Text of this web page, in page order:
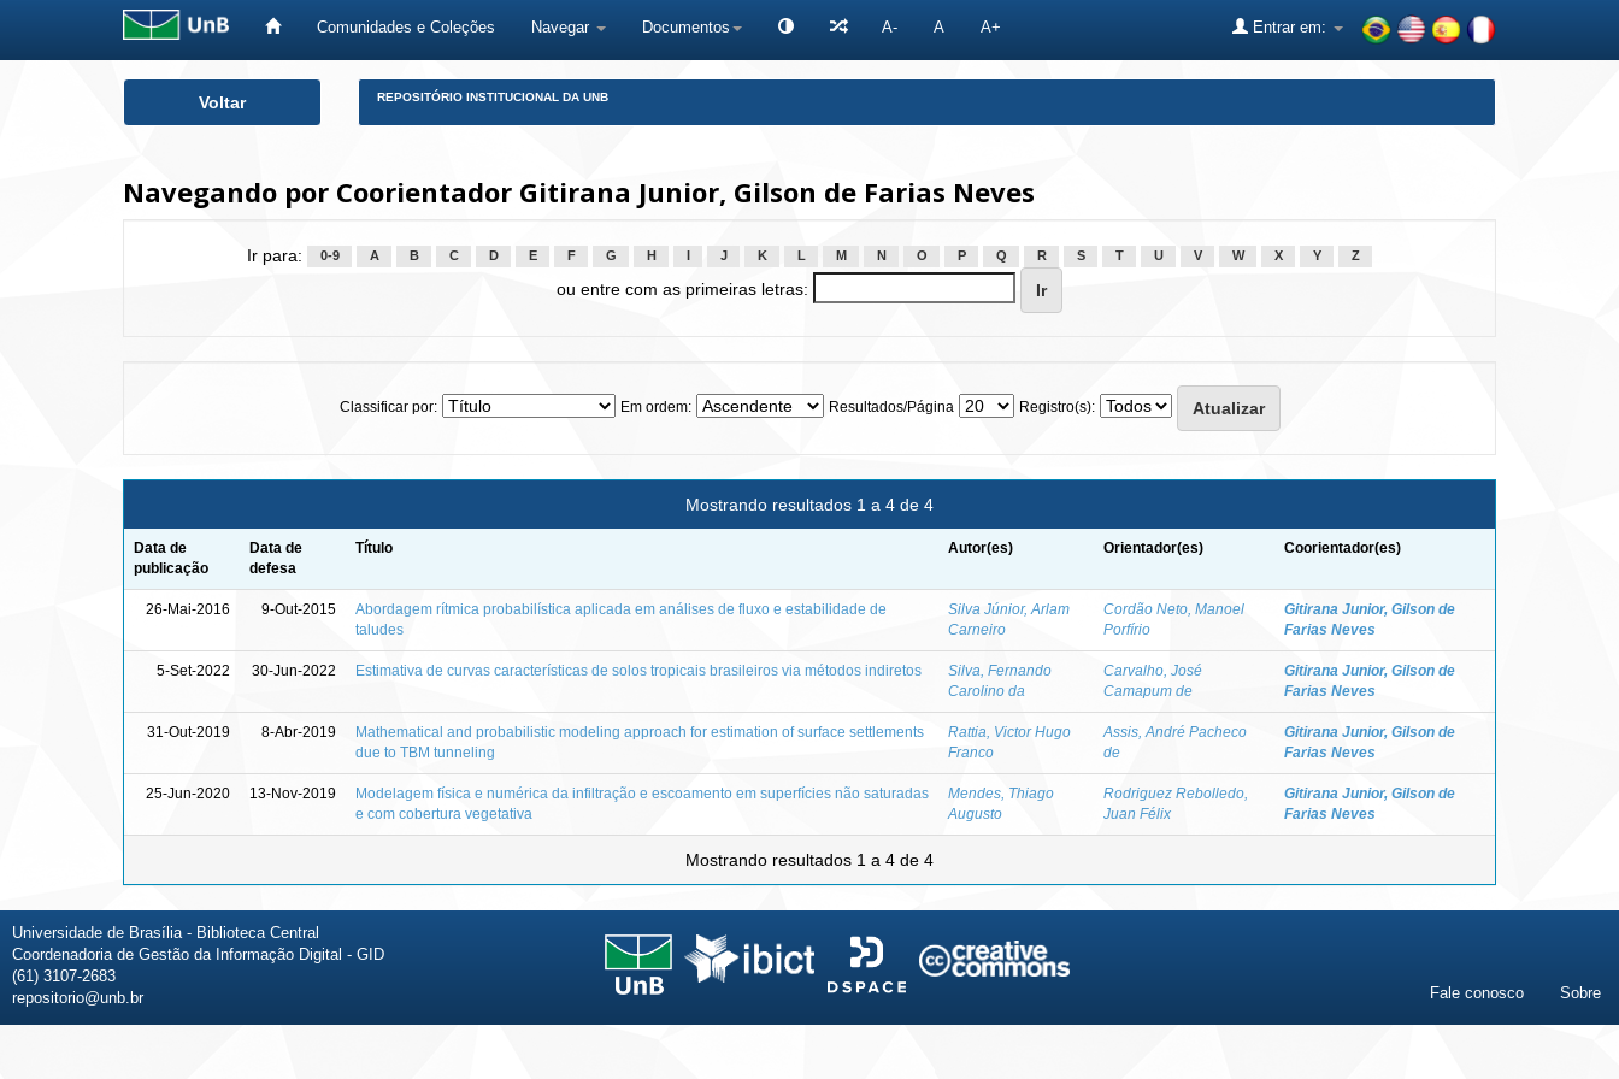
Comunidades e Coleções Navegar Documentos A- A A+ Entrar em:
Voltar REPOSITÓRIO INSTITUCIONAL DA UNB
Navegando por Coorientador Gitirana Junior, Gilson de Farias Neves
Ir para: 0-9 A B C D E F G H J K L M N O P Q R S T U V W X Y Z
ou entre com as primeiras letras:
Classificar por: Em ordem: Resultados/Página Registro(s):
Mostrando resultados 1 a 4 de 4
Data de
publicação
Data de
defesa
Título Autor(es) Orientador(es) Coorientador(es)
26-Mai-2016 9-Out-2015
Abordagem rítmica probabilística aplicada em análises de fluxo e estabilidade de
taludes
Silva Júnior, Arlam
Carneiro
Cordão Neto, Manoel
Porfírio
Gitirana Junior, Gilson de
Farias Neves
5-Set-2022 30-Jun-2022 Estimativa de curvas características de solos tropicais brasileiros via métodos indiretos
Silva, Fernando
Carolino da
Carvalho, José
Camapum de
Gitirana Junior, Gilson de
Farias Neves
31-Out-2019 8-Abr-2019
Mathematical and probabilistic modeling approach for estimation of surface settlements
due to TBM tunneling
Rattia, Victor Hugo
Franco
Assis, André Pacheco
de
Gitirana Junior, Gilson de
Farias Neves
25-Jun-2020 13-Nov-2019
Modelagem física e numérica da infiltração e escoamento em superfícies não saturadas
e com cobertura vegetativa
Mendes, Thiago
Augusto
Rodriguez Rebolledo,
Juan Félix
Gitirana Junior, Gilson de
Farias Neves
Mostrando resultados 1 a 4 de 4
Universidade de Brasília - Biblioteca Central
Coordenadoria de Gestão da Informação Digital - GID
(61) 3107-2683
repositorio@unb.br
Fale conosco Sobre